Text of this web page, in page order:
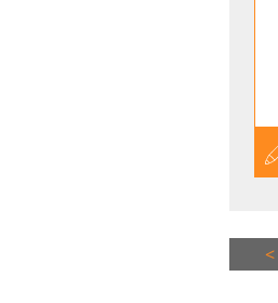
עדכון
החיים
>